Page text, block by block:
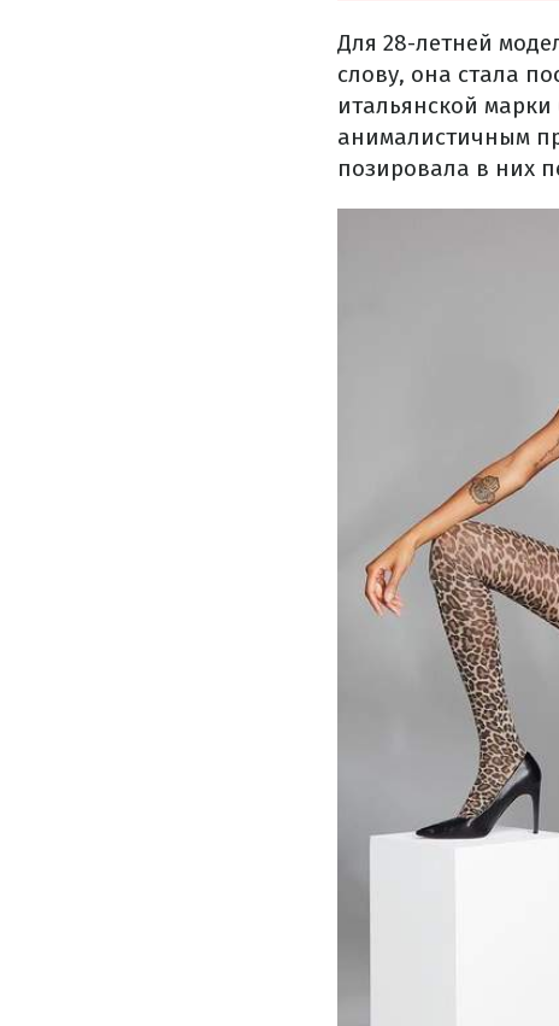
Для 28-летней
слову, она стала
итальянской
анималистичным
позировала в них